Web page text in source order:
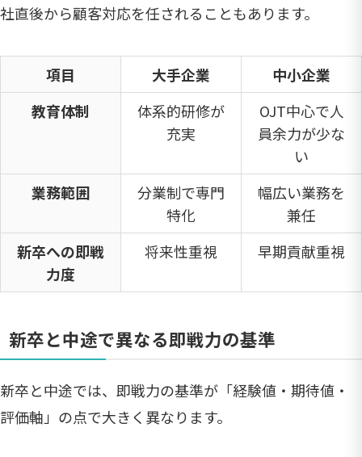
社直後から顧客対応を任されることもあります。
項目 大手企業
中小企業
教育体制
体系的研修が
充実
OJT中心で人
員余力が少な
い
業務範囲
分業制で専門
特化
幅広い業務を
兼任
新卒への即戦
力度
将来性重視 早期貢献重視
新卒と中途で異なる即戦力の基準
新卒と中途では、即戦力の基準が「経験値・期待値・
評価軸」の点で大きく異なります。